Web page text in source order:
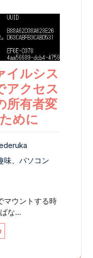
イルシス
アクセス
所有者変
めに
味、パソコン
マウントする時
な…